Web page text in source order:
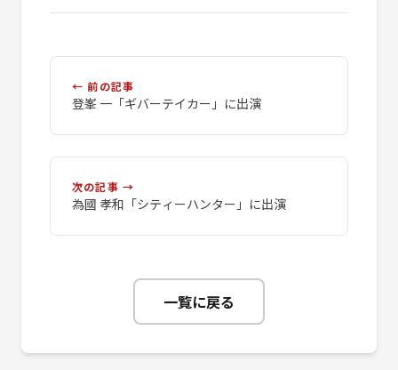
← 前の記事
登峯 一「ギバーテイカー」に出演
次の記事 →
為國 孝和「シティーハンター」に出演
一覧に戻る